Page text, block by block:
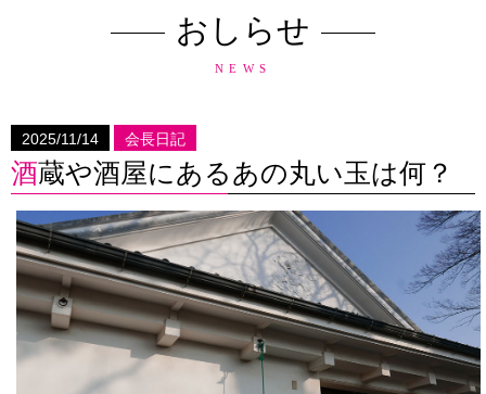
おしらせ
NEWS
2025/11/14 会長日記
酒蔵や酒屋にあるあの丸い玉は何？